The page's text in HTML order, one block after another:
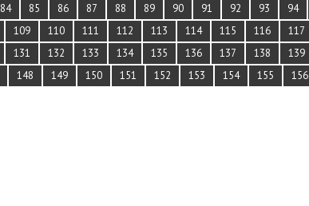
84 85 86 87 88 89 90 91 92 93 94
109 110 111 112 113 114 115 116 117
131 132 133 134 135 136 137 138 139
148 149 150 151 152 153 154 155 156